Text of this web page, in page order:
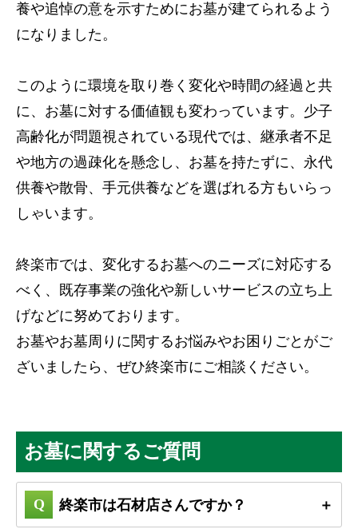
養や追悼の意を示すためにお墓が建てられるよう
になりました。
このように環境を取り巻く変化や時間の経過と共
に、お墓に対する価値観も変わっています。少子
高齢化が問題視されている現代では、継承者不足
や地方の過疎化を懸念し、お墓を持たずに、永代
供養や散骨、手元供養などを選ばれる方もいらっ
しゃいます。
終楽市では、変化するお墓へのニーズに対応する
べく、既存事業の強化や新しいサービスの立ち上
げなどに努めております。
お墓やお墓周りに関するお悩みやお困りごとがご
ざいましたら、ぜひ終楽市にご相談ください。
お墓に関するご質問
終楽市は石材店さんですか？